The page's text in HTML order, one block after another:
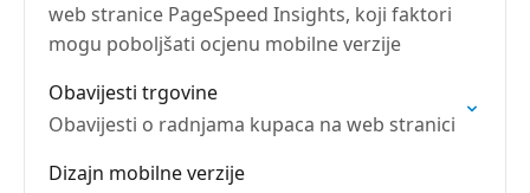
web stranice PageSpeed Insights, koji faktori
mogu poboljšati ocjenu mobilne verzije
Obavijesti trgovine
Obavijesti o radnjama kupaca na web stranici
Dizajn mobilne verzije